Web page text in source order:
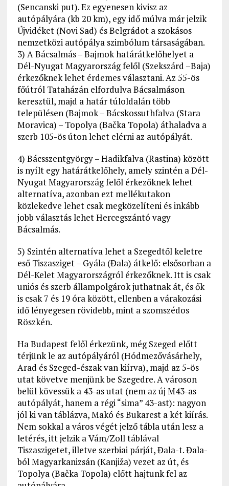
(Sencanski put). Ez egyenesen kivisz az
autópályára (kb 20 km), egy idő múlva már jelzik
Újvidéket (Novi Sad) és Belgrádot a szokásos
nemzetközi autópálya szimbólum társaságában.
3) A Bácsalmás – Bajmok határátkelőhelyet a
Dél-Nyugat Magyarország felől (Szekszárd –Baja)
érkezőknek lehet érdemes választani. Az 55-ös
főútról Tataházán elfordulva Bácsalmáson
keresztül, majd a határ túloldalán több
településen (Bajmok – Bácskossuthfalva (Stara
Moravica) – Topolya (Bačka Topola) áthaladva a
szerb 105-ös úton lehet elérni az autópályát.
4) Bácsszentgyörgy – Hadikfalva (Rastina) között
is nyílt egy határátkelőhely, amely szintén a Dél-
Nyugat Magyarország felől érkezőknek lehet
alternatíva, azonban ezt mellékutakon
közlekedve lehet csak megközelíteni és inkább
jobb választás lehet Hercegszántó vagy
Bácsalmás.
5) Szintén alternatíva lehet a Szegedtől keletre
eső Tiszasziget – Gyála (Đala) átkelő: elsősorban a
Dél-Kelet Magyarországról érkezőknek. Itt is csak
uniós és szerb állampolgárok juthatnak át, és ők
is csak 7 és 19 óra között, ellenben a várakozási
idő lényegesen rövidebb, mint a szomszédos
Röszkén.
Ha Budapest felől érkezünk, még Szeged előtt
térjünk le az autópályáról (Hódmezővásárhely,
Arad és Szeged-észak van kiírva), majd az 5-ös
utat követve menjünk be Szegedre. A városon
belül kövessük a 43-as utat (nem az új M43-as
autópályát, hanem a régi “sima” 43-ast): nagyon
jól ki van táblázva, Makó és Bukarest a két kiírás.
Nem sokkal a város végét jelző tábla után lesz a
letérés, itt jelzik a Vám/Zoll táblával
Tiszaszigetet, illetve szerbiai párját, Đala-t. Đala-
ból Magyarkanizsán (Kanjiža) vezet az út, és
Topolya (Bačka Topola) előtt hajtunk fel az